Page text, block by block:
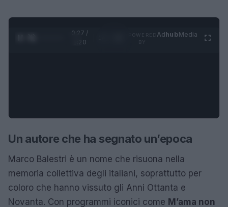
0:27 /
1:20
AdhubMedia
Un autore che ha segnato un’epoca
Marco Balestri è un nome che risuona nella
memoria collettiva degli italiani, soprattutto per
coloro che hanno vissuto gli Anni Ottanta e
Novanta. Con programmi iconici come M’ama non